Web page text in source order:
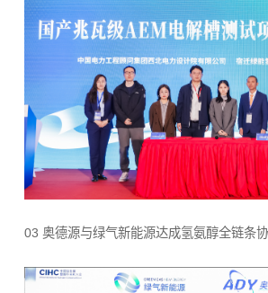
03 奥德源与绿气新能源达成氢氨醇全链条